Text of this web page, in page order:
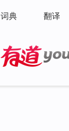
词典 翻译